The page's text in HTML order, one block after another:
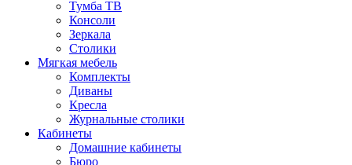
Тумба ТВ
Консоли
Зеркала
Столики
Мягкая мебель
Комплекты
Диваны
Кресла
Журнальные столики
Кабинеты
Домашние кабинеты
Бюро